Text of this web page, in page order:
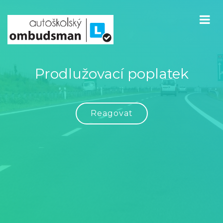
Prodlužovací poplatek
Reagovat